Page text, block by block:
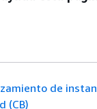
de
(CB)